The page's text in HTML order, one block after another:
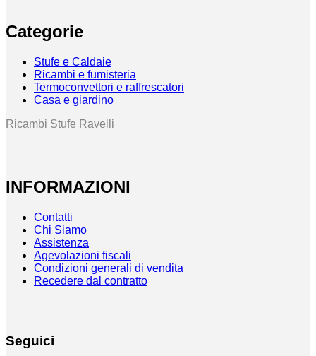
Categorie
Stufe e Caldaie
Ricambi e fumisteria
Termoconvettori e raffrescatori
Casa e giardino
Ricambi Stufe Ravelli
INFORMAZIONI
Contatti
Chi Siamo
Assistenza
Agevolazioni fiscali
Condizioni generali di vendita
Recedere dal contratto
Seguici